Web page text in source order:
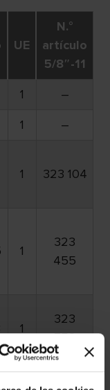
UE
N.°
artículo
5/8″-11
1
–
1
–
1 323 104
1
323
455
1
323
753